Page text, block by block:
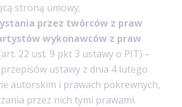
stroną umowy;
przez twórców z praw
wykonawców z praw
22 ust. 9 pkt 3 ustawy o PIT) –
ustawy z dnia 4 lutego
autorskim i prawach pokrewnych,
przez nich tymi prawami.